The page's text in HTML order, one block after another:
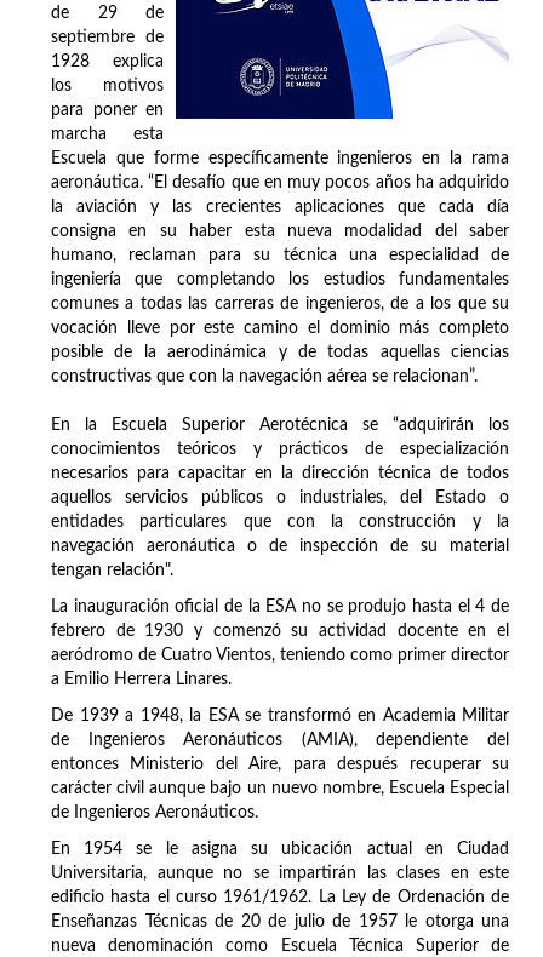
de 29 de
septiembre de
1928 explica
los motivos
para poner en
marcha esta
Escuela que forme específicamente ingenieros en la rama
aeronáutica. “El desafío que en muy pocos años ha adquirido
la aviación y las crecientes aplicaciones que cada día
consigna en su haber esta nueva modalidad del saber
humano, reclaman para su técnica una especialidad de
ingeniería que completando los estudios fundamentales
comunes a todas las carreras de ingenieros, de a los que su
vocación lleve por este camino el dominio más completo
posible de la aerodinámica y de todas aquellas ciencias
constructivas que con la navegación aérea se relacionan”.
En la Escuela Superior Aerotécnica se “adquirirán los
conocimientos teóricos y prácticos de especialización
necesarios para capacitar en la dirección técnica de todos
aquellos servicios públicos o industriales, del Estado o
entidades particulares que con la construcción y la
navegación aeronáutica o de inspección de su material
tengan relación".
La inauguración oficial de la ESA no se produjo hasta el 4 de
febrero de 1930 y comenzó su actividad docente en el
aeródromo de Cuatro Vientos, teniendo como primer director
a Emilio Herrera Linares.
De 1939 a 1948, la ESA se transformó en Academia Militar
de Ingenieros Aeronáuticos (AMIA), dependiente del
entonces Ministerio del Aire, para después recuperar su
carácter civil aunque bajo un nuevo nombre, Escuela Especial
de Ingenieros Aeronáuticos.
En 1954 se le asigna su ubicación actual en Ciudad
Universitaria, aunque no se impartirán las clases en este
edificio hasta el curso 1961/1962. La Ley de Ordenación de
Enseñanzas Técnicas de 20 de julio de 1957 le otorga una
nueva denominación como Escuela Técnica Superior de